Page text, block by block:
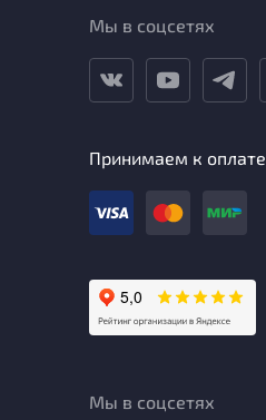
Мы в соцсетях
Принимаем к оплате
Мы в соцсетях